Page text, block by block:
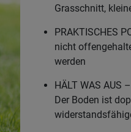
Grasschnitt,
PRAKTISCHES
nicht
werden
HÄLT WAS AUS
Der Boden ist